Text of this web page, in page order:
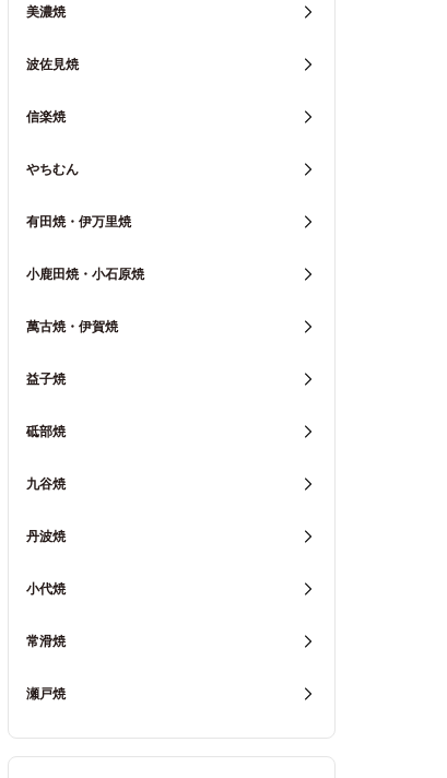
美濃焼
波佐見焼
信楽焼
やちむん
有田焼・伊万里焼
小鹿田焼・小石原焼
萬古焼・伊賀焼
益子焼
砥部焼
九谷焼
丹波焼
小代焼
常滑焼
瀬戸焼